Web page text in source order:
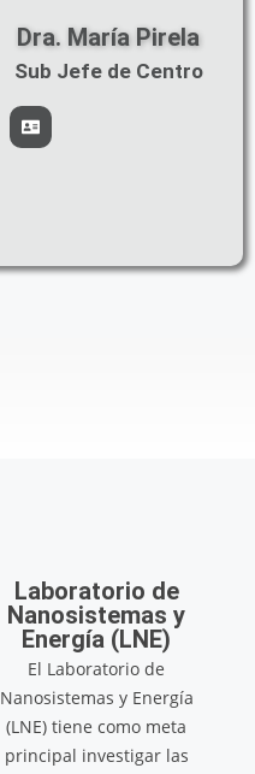
Dra. María Pirela
Sub Jefe de Centro
Laboratorio de
Nanosistemas y
Energía (LNE)
El Laboratorio de
Nanosistemas y Energía
(LNE) tiene como meta
principal investigar las